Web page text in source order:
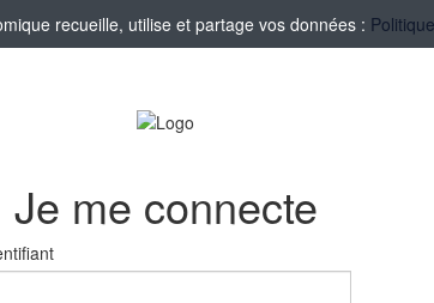
recueille, utilise et partage vos données :
Je me connecte